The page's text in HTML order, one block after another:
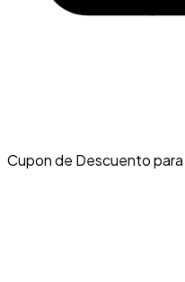
Cupon de Descuento para